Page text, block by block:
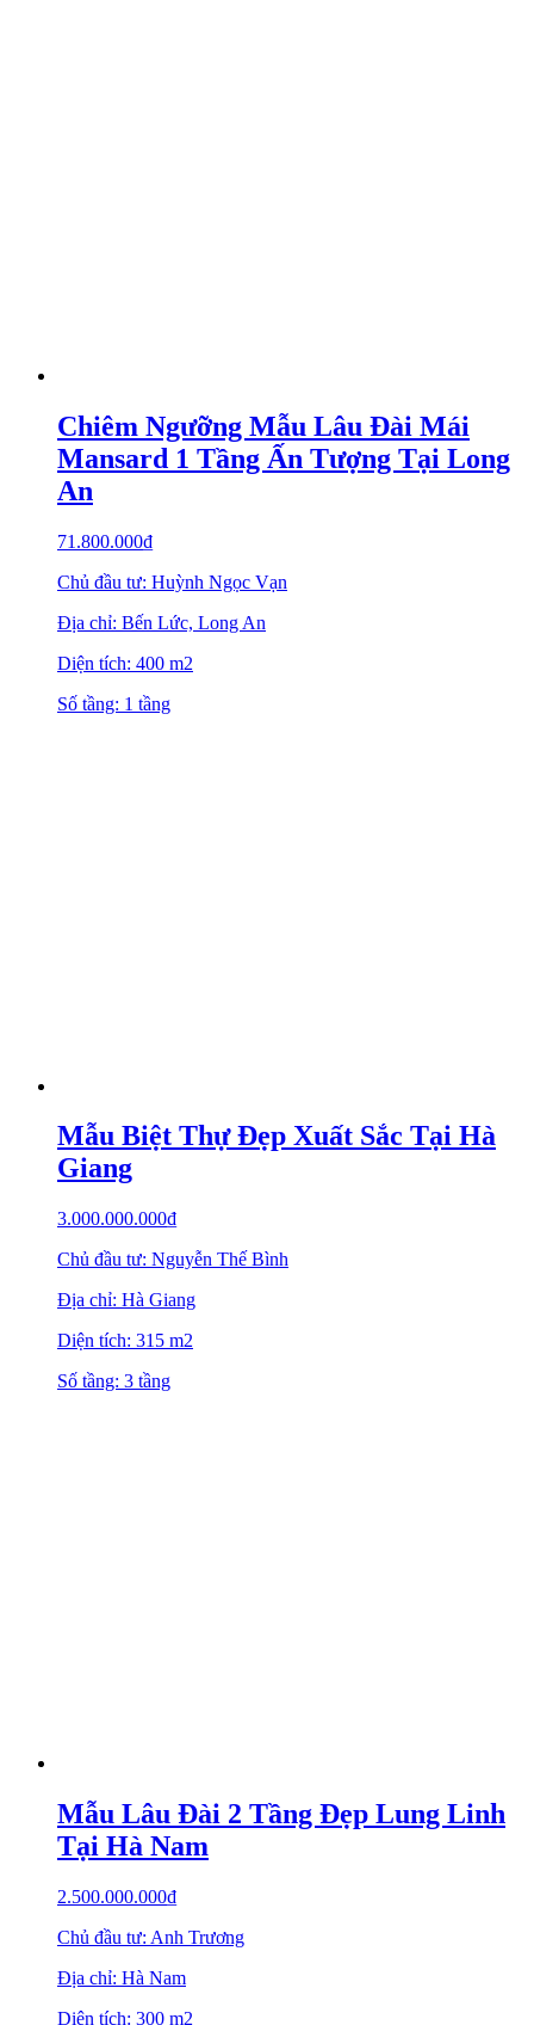
Chiêm Ngưỡng Mẫu Lâu Đài Mái
Mansard 1 Tầng Ấn Tượng Tại Long
An
71.800.000₫
Chủ đầu tư: Huỳnh Ngọc Vạn
Địa chỉ: Bến Lức, Long An
Diện tích: 400 m2
Số tầng: 1 tầng
Mẫu Biệt Thự Đẹp Xuất Sắc Tại Hà
Giang
3.000.000.000₫
Chủ đầu tư: Nguyễn Thế Bình
Địa chỉ: Hà Giang
Diện tích: 315 m2
Số tầng: 3 tầng
Mẫu Lâu Đài 2 Tầng Đẹp Lung Linh
Tại Hà Nam
2.500.000.000₫
Chủ đầu tư: Anh Trương
Địa chỉ: Hà Nam
Diện tích: 300 m2